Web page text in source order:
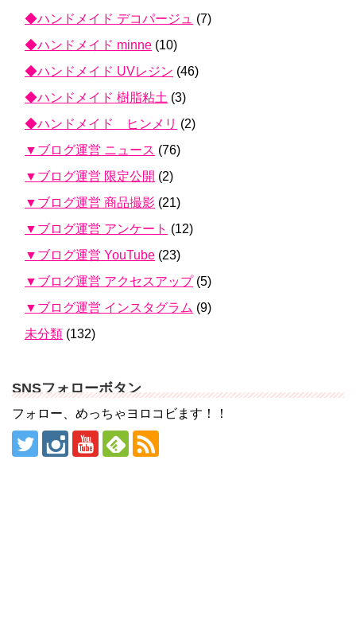
◆ハンドメイド デコパージュ (7)
◆ハンドメイド minne (10)
◆ハンドメイド UVレジン (46)
◆ハンドメイド 樹脂粘土 (3)
◆ハンドメイド ヒンメリ (2)
▼ブログ運営 ニュース (76)
▼ブログ運営 限定公開 (2)
▼ブログ運営 商品撮影 (21)
▼ブログ運営 アンケート (12)
▼ブログ運営 YouTube (23)
▼ブログ運営 アクセスアップ(5)
▼ブログ運営 インスタグラム (9)
未分類 (132)
SNSフォローボタン
フォロー、めっちゃヨロコビます！！